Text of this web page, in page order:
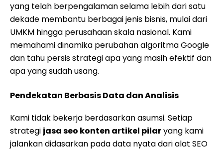
yang telah berpengalaman selama lebih dari satu
dekade membantu berbagai jenis bisnis, mulai dari
UMKM hingga perusahaan skala nasional. Kami
memahami dinamika perubahan algoritma Google
dan tahu persis strategi apa yang masih efektif dan
apa yang sudah usang.
Pendekatan Berbasis Data dan Analisis
Kami tidak bekerja berdasarkan asumsi. Setiap
strategi jasa seo konten artikel pilaryang kami
jalankan didasarkan pada data nyata dari alat SEO